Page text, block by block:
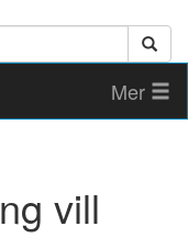
Mer
vill